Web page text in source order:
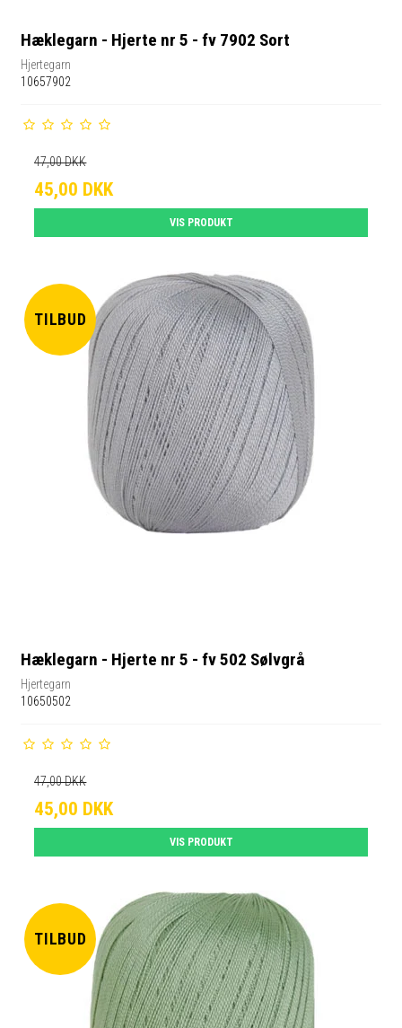
Hæklegarn - Hjerte nr 5 - fv 7902 Sort
Hjertegarn
10657902
47,00 DKK
45,00 DKK
VIS PRODUKT
TILBUD
Hæklegarn - Hjerte nr 5 - fv 502 Sølvgrå
Hjertegarn
10650502
47,00 DKK
45,00 DKK
VIS PRODUKT
TILBUD